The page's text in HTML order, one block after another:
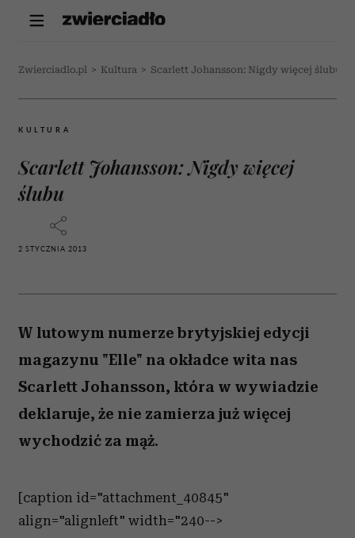
Zwierciadlo.pl > Kultura > Scarlett Johansson: Nigdy więcej ślubu
KULTURA
Scarlett Johansson: Nigdy więcej
ślubu
2 STYCZNIA 2013
W lutowym numerze brytyjskiej edycji
magazynu "Elle" na okładce wita nas
Scarlett Johansson, która w wywiadzie
deklaruje, że nie zamierza już więcej
wychodzić za mąż.
[caption id="attachment_40845"
align="alignleft" width="240-->